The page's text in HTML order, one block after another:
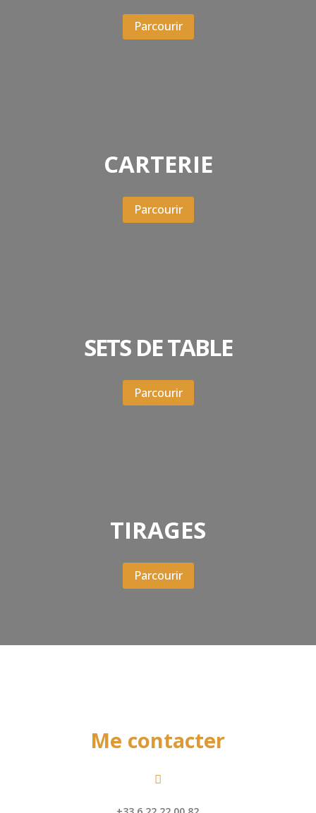
Parcourir
CARTERIE
Parcourir
SETS DE TABLE
Parcourir
TIRAGES
Parcourir
Me contacter
